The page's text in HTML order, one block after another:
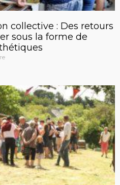
collective : Des retours
sous la forme de